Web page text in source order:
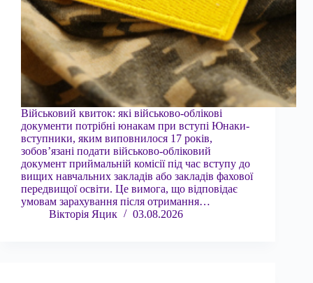
Військовий квиток: які військово-облікові
документи потрібні юнакам при вступі Юнаки-
вступники, яким виповнилося 17 років,
зобов’язані подати військово-обліковий
документ приймальній комісії під час вступу до
вищих навчальних закладів або закладів фахової
передвищої освіти. Це вимога, що відповідає
умовам зарахування після отримання…
Вікторія Яцик
03.08.2026